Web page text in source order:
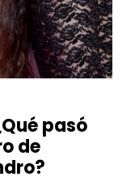
pasó
de